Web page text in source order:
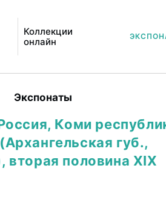
Коллекции
онлайн
Экспонаты
Коми
губ.,
вторая половина XIX